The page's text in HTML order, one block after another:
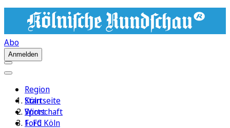
Abo
Anmelden
Region
Köln
Sport
1. FC Köln
Startseite
Wirtschaft
Ford